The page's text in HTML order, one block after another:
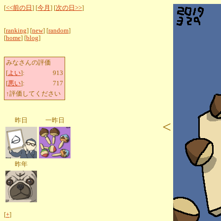
[<<前の日 ] [今月 ] [次の日>>]
[ranking] [new] [random]
[home] [blog]
みなさんの評価
[よい]:
913
[悪い]:
717
↑評価してください
昨日 一昨日
昨年
[+]
<